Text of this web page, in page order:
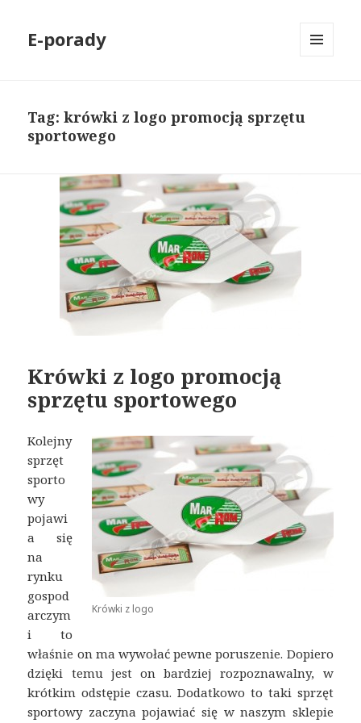
E-porady
Tag: krówki z logo promocją sprzętu
sportowego
Krówki z logo promocją
sprzętu sportowego
Krówki z logo
Kolejny
sprzęt
sporto
wy
pojawi
a się
na
rynku
gospod
arczym
i to
właśnie on ma wywołać pewne poruszenie. Dopiero
dzięki temu jest on bardziej rozpoznawalny, w
krótkim odstępie czasu. Dodatkowo to taki sprzęt
sportowy zaczyna pojawiać się w naszym sklepie